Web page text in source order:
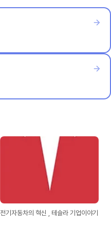
전기자동차의 혁신 , 테슬라 기업이야기